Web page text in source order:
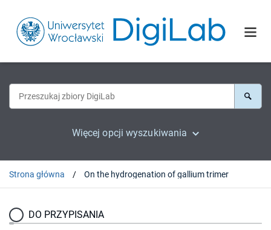
Więcej opcji wyszukiwania
Strona główna On the hydrogenation of gallium trimer
DO PRZYPISANIA